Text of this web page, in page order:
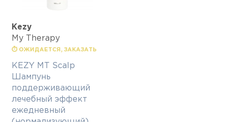
Kezy
My Therapy
⏱ ОЖИДАЕТСЯ, ЗАКАЗАТЬ
KEZY MT Scalp
Шампунь
поддерживающий
лечебный эффект
ежедневный